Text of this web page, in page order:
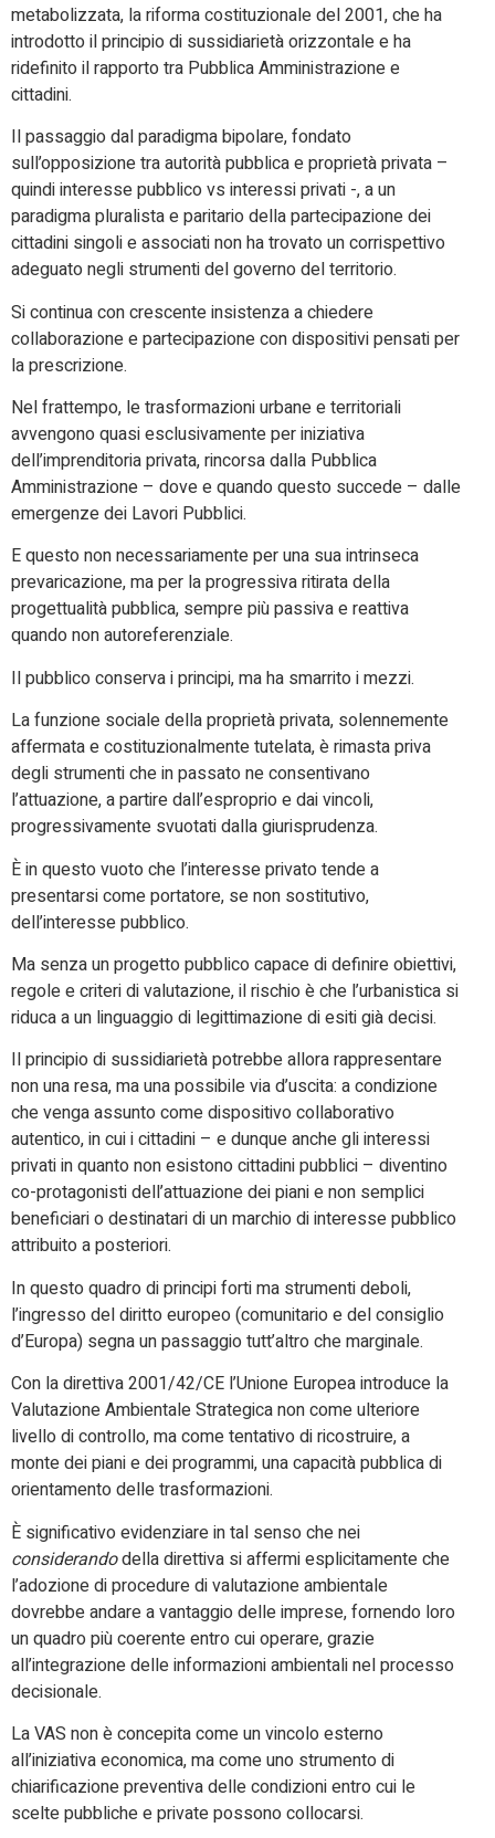
metabolizzata, la riforma costituzionale del 2001, che ha
introdotto il principio di sussidiarietà orizzontale e ha
ridefinito il rapporto tra Pubblica Amministrazione e
cittadini.
Il passaggio dal paradigma bipolare, fondato
sull’opposizione tra autorità pubblica e proprietà privata –
quindi interesse pubblico vs interessi privati -, a un
paradigma pluralista e paritario della partecipazione dei
cittadini singoli e associati non ha trovato un corrispettivo
adeguato negli strumenti del governo del territorio.
Si continua con crescente insistenza a chiedere
collaborazione e partecipazione con dispositivi pensati per
la prescrizione.
Nel frattempo, le trasformazioni urbane e territoriali
avvengono quasi esclusivamente per iniziativa
dell’imprenditoria privata, rincorsa dalla Pubblica
Amministrazione – dove e quando questo succede – dalle
emergenze dei Lavori Pubblici.
E questo non necessariamente per una sua intrinseca
prevaricazione, ma per la progressiva ritirata della
progettualità pubblica, sempre più passiva e reattiva
quando non autoreferenziale.
Il pubblico conserva i principi, ma ha smarrito i mezzi.
La funzione sociale della proprietà privata, solennemente
affermata e costituzionalmente tutelata, è rimasta priva
degli strumenti che in passato ne consentivano
l’attuazione, a partire dall’esproprio e dai vincoli,
progressivamente svuotati dalla giurisprudenza.
È in questo vuoto che l’interesse privato tende a
presentarsi come portatore, se non sostitutivo,
dell’interesse pubblico.
Ma senza un progetto pubblico capace di definire obiettivi,
regole e criteri di valutazione, il rischio è che l’urbanistica si
riduca a un linguaggio di legittimazione di esiti già decisi.
Il principio di sussidiarietà potrebbe allora rappresentare
non una resa, ma una possibile via d’uscita: a condizione
che venga assunto come dispositivo collaborativo
autentico, in cui i cittadini – e dunque anche gli interessi
privati in quanto non esistono cittadini pubblici – diventino
co-protagonisti dell’attuazione dei piani e non semplici
beneficiari o destinatari di un marchio di interesse pubblico
attribuito a posteriori.
In questo quadro di principi forti ma strumenti deboli,
l’ingresso del diritto europeo (comunitario e del consiglio
d’Europa) segna un passaggio tutt’altro che marginale.
Con la direttiva 2001/42/CE l’Unione Europea introduce la
Valutazione Ambientale Strategica non come ulteriore
livello di controllo, ma come tentativo di ricostruire, a
monte dei piani e dei programmi, una capacità pubblica di
orientamento delle trasformazioni.
È significativo evidenziare in tal senso che nei
considerandodella direttiva si affermi esplicitamente che
l’adozione di procedure di valutazione ambientale
dovrebbe andare a vantaggio delle imprese, fornendo loro
un quadro più coerente entro cui operare, grazie
all’integrazione delle informazioni ambientali nel processo
decisionale.
La VAS non è concepita come un vincolo esterno
all’iniziativa economica, ma come uno strumento di
chiarificazione preventiva delle condizioni entro cui le
scelte pubbliche e private possono collocarsi.